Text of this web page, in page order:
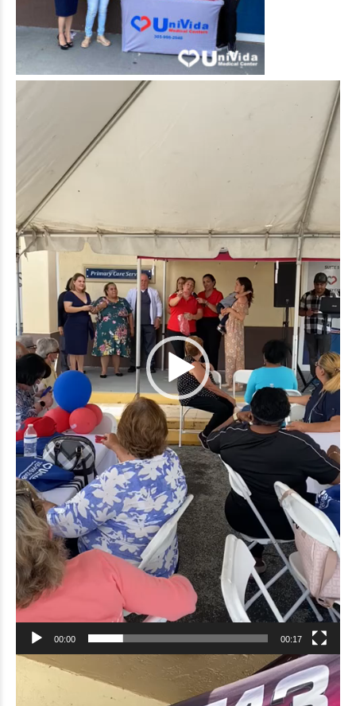
00:00 00:17
Video
Player